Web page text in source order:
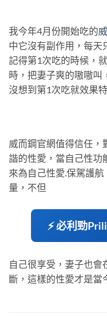
我今年4月份開始吃的
中它沒有副作用，每天
記得第1次吃的時候，
時，把妻子爽的嗷嗷叫
沒想到第1次吃就效果
威而鋼官網值得信任，
諧的性愛，當自己性功
來為自己性愛.保駕護航
量，不但
⚡ 必利勁
自己很享受，妻子也會
斷，這樣的性愛才是當